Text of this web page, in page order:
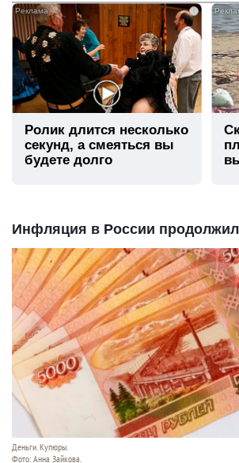
Ролик длится несколько
секунд, а смеяться вы
будете долго
Инфляция в России
Деньги. Купюры.
Фото: Анна Зайкова.